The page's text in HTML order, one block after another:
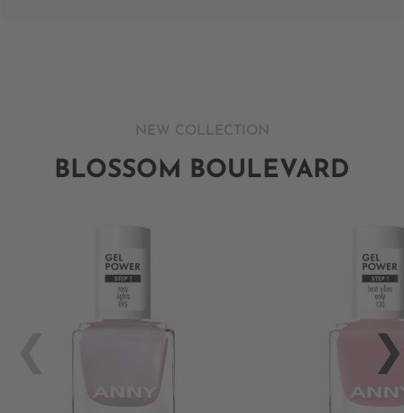
NEW COLLECTION
BLOSSOM BOULEVARD